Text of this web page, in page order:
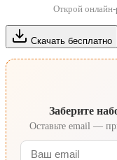
Открой онлайн-
Скачать бесплатно
Заберите
Оставьте email —